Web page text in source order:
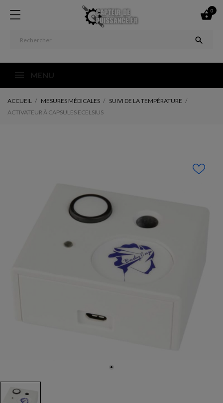

0

MENU
ACCUEIL MESURES MÉDICALES
SUIVI DE LA TEMPÉRATURE
ACTIVATEUR À CAPSULES ECELSIUS